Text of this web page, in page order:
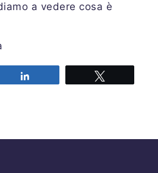
a vedere cosa è